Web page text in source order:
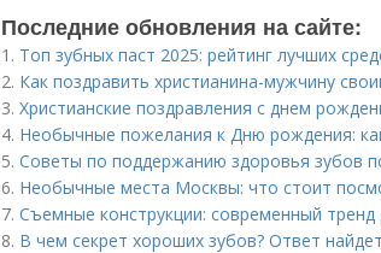
Последние обновления на сайте:
1. Топ зубных паст 2025: рейтинг лучших
2. Как поздравить христианина-мужчину
3. Христианские поздравления с днем
4. Необычные пожелания к Дню рождения:
5. Советы по поддержанию здоровья зубов
6. Необычные места Москвы: что стоит
7. Съемные конструкции: современный тренд
8. В чем секрет хороших зубов? Ответ